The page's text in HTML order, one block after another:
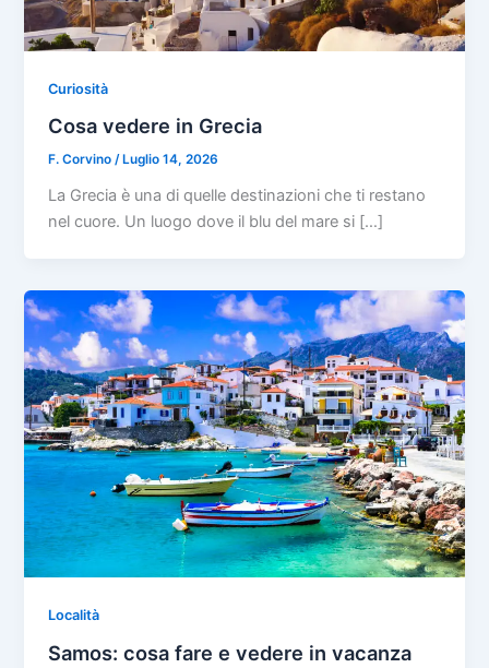
Curiosità
Cosa vedere in Grecia
F. Corvino/ Luglio 14, 2026
La Grecia è una di quelle destinazioni che ti restano
nel cuore. Un luogo dove il blu del mare si […]
Località
Samos: cosa fare e vedere in vacanza